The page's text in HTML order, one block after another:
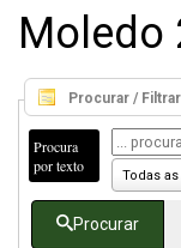
Moledo
Procurar / Filtrar
Procura
por texto
Todas
Procurar